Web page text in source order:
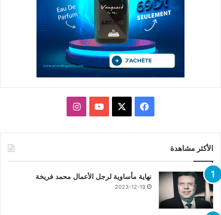
فيسبوك يوتيوبانستقرام
الأكثر مشاهدة
نهاية مأساوية لرجل الأعمال محمد فريخة
2023-12-19